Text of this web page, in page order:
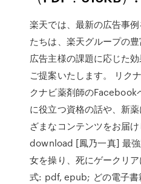
楽天では、最新の広告事
たちは、楽天グループの豊
広告主様の課題に応じた
ご提案いたします。 リク
クナビ薬剤師のFacebook
に役立つ資格の話や、新
ざまなコンテンツをお届
download [鳳乃一真] 最
女を操り、死にゲークリ
式: pdf, epub; どの電子書